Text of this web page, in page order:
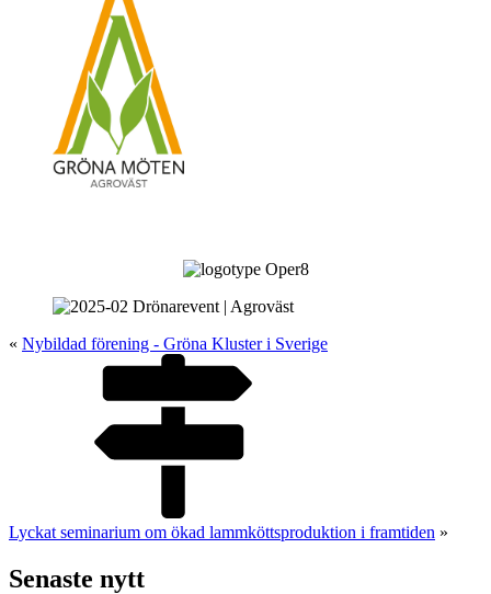
« Nybildad förening - Gröna Kluster i Sverige
Lyckat seminarium om ökad lammköttsproduktion i framtiden »
Senaste nytt